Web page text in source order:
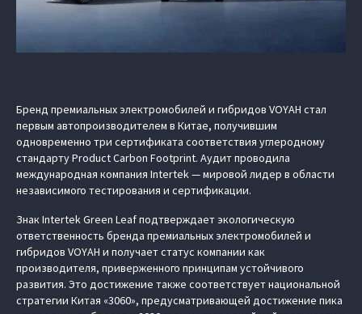
Бренд премиальных электромобилей и гибридов VOYAH стал
первым автопроизводителем в Китае, получившим
одновременно три сертификата соответствия углеродному
стандарту Product Carbon Footprint. Аудит проводила
международная компания Intertek — мировой лидер в области
независимого тестирования и сертификации.
Знак Intertek Green Leaf подтверждает экологическую
ответственность бренда премиальных электромобилей и
гибридов VOYAH и получает статус компании как
производителя, приверженного принципам устойчивого
развития. Это достижение также соответствует национальной
стратегии Китая «3060», предусматривающей достижение пика